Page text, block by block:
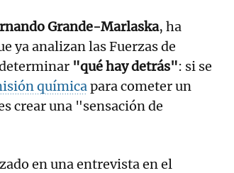
Grande-Marlaska, ha
ya analizan las Fuerzas de
"qué hay detrás": si se
químicapara cometer un
crear una "sensación de
en una entrevista en el